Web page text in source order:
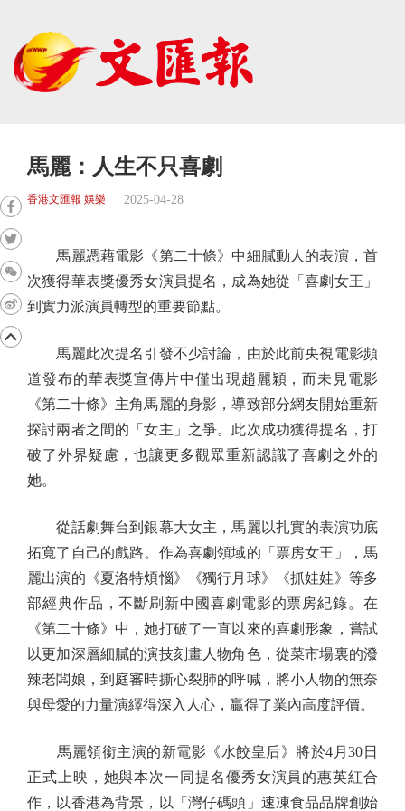
馬麗：人生不只喜劇
香港文匯報 娛樂 2025-04-28
馬麗憑藉電影《第二十條》中細膩動人的表演，首
次獲得華表獎優秀女演員提名，成為她從「喜劇女王」
到實力派演員轉型的重要節點。
馬麗此次提名引發不少討論，由於此前央視電影頻
道發布的華表獎宣傳片中僅出現趙麗穎，而未見電影
《第二十條》主角馬麗的身影，導致部分網友開始重新
探討兩者之間的「女主」之爭。此次成功獲得提名，打
破了外界疑慮，也讓更多觀眾重新認識了喜劇之外的
她。
從話劇舞台到銀幕大女主，馬麗以扎實的表演功底
拓寬了自己的戲路。作為喜劇領域的「票房女王」，馬
麗出演的《夏洛特煩惱》《獨行月球》《抓娃娃》等多
部經典作品，不斷刷新中國喜劇電影的票房紀錄。在
《第二十條》中，她打破了一直以來的喜劇形象，嘗試
以更加深層細膩的演技刻畫人物角色，從菜市場裏的潑
辣老闆娘，到庭審時撕心裂肺的呼喊，將小人物的無奈
與母愛的力量演繹得深入人心，贏得了業內高度評價。
馬麗領銜主演的新電影《水餃皇后》將於4月30日
正式上映，她與本次一同提名優秀女演員的惠英紅合
作，以香港為背景，以「灣仔碼頭」速凍食品品牌創始